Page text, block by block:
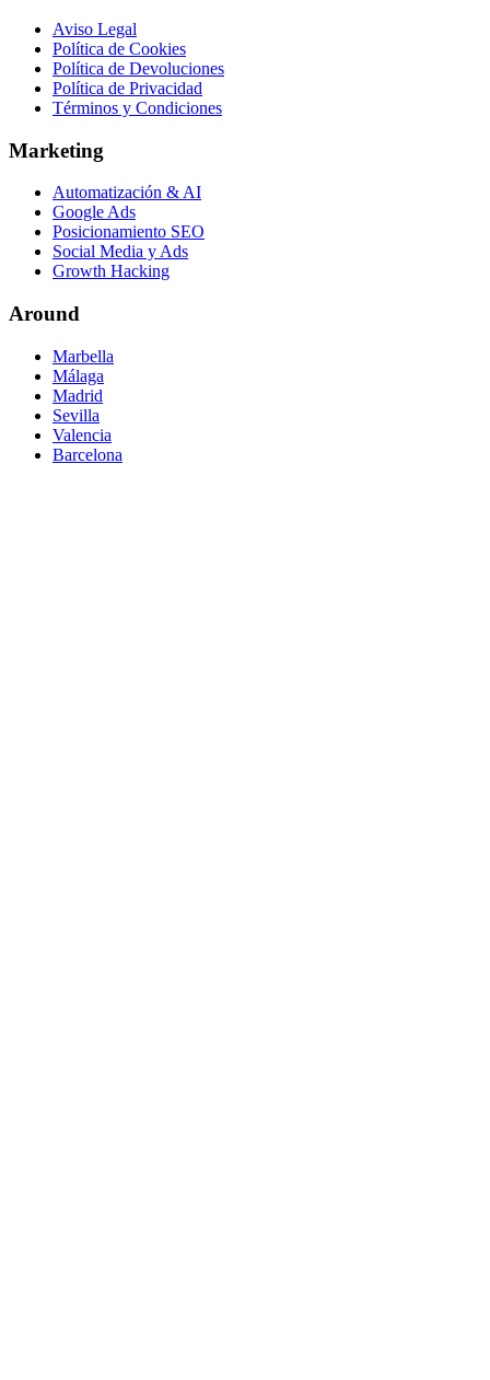
Aviso Legal
Política de Cookies
Política de Devoluciones
Política de Privacidad
Términos y Condiciones
Marketing
Automatización & AI
Google Ads
Posicionamiento SEO
Social Media y Ads
Growth Hacking
Around
Marbella
Málaga
Madrid
Sevilla
Valencia
Barcelona